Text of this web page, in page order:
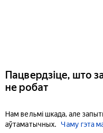
Пацвердзіце, што
не робат
Нам вельмі шкада, але
аўтаматычных.
Чаму гэта